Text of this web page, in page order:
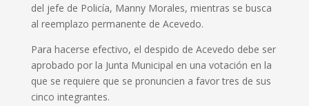
del jefe de Policía, Manny Morales, mientras se busca
al reemplazo permanente de Acevedo.
Para hacerse efectivo, el despido de Acevedo debe ser
aprobado por la Junta Municipal en una votación en la
que se requiere que se pronuncien a favor tres de sus
cinco integrantes.